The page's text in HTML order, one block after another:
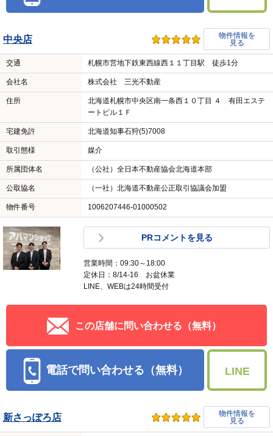
中央店
物件情報を
見る
交通 札幌市営地下鉄東西線西１１丁目駅 徒歩1分
会社名 株式会社 三光不動産
住所
北海道札幌市中央区南一条西１０丁目 ４ 有田エステ
ートビル１Ｆ
宅建免許 北海道知事石狩(5)7008
取引態様 媒介
所属団体名 （公社）全日本不動産協会北海道本部
公取協名 （一社）北海道不動産公正取引協議会加盟
物件番号 1006207446-01000502
PRコメントを見る
営業時間：09:30～18:00
定休日：8/14-16 お盆休業
LINE、WEBは24時間受付
この店舗に問い合わせる（無料）
電話で問い合わせる（無料） LINE
新さっぽろ店
物件情報を
見る